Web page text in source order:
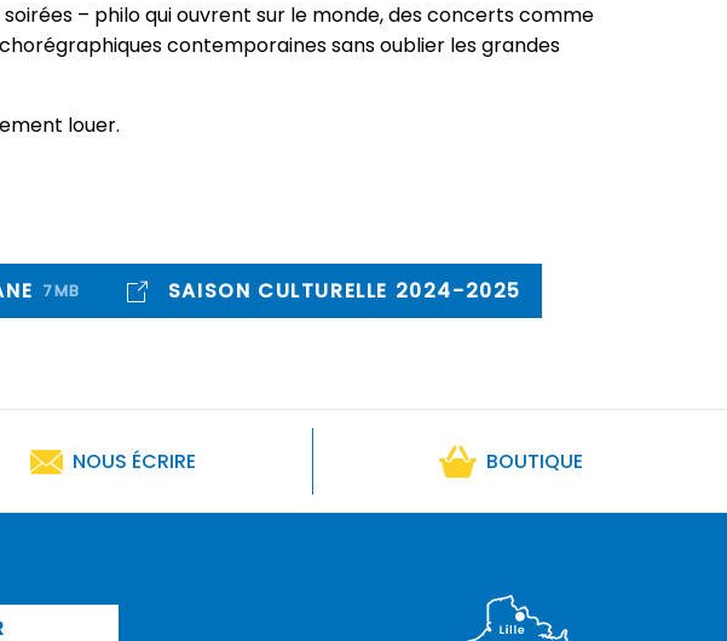
– philo qui ouvrent sur le monde, des concerts comme
contemporaines sans oublier les grandes
louer.
7MB SAISON CULTURELLE 2024-2025
NOUS ÉCRIRE BOUTIQUE